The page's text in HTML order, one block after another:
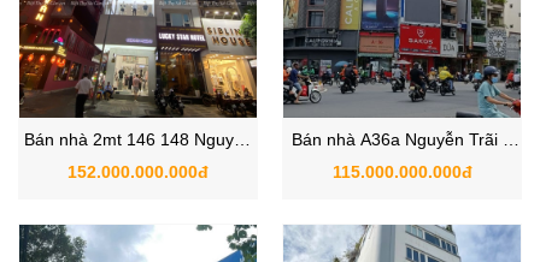
Bán nhà 2mt 146 148 Nguyễn
Trãi ,Phường Bến Thành ,
152.000.000.000đ
Bán nhà A36a Nguyễn Trãi &
A36B Cống Quỳnh, Phường
115.000.000.000đ